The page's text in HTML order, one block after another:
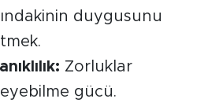
duygusunu
Zorluklar
gücü.